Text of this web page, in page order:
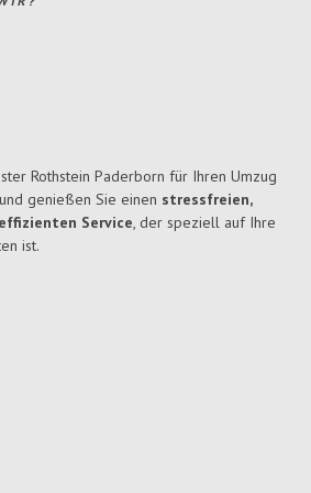
Rothstein Paderborn für Ihren Umzug
genießen Sie einen stressfreien,
Service, der speziell auf Ihre
ist.